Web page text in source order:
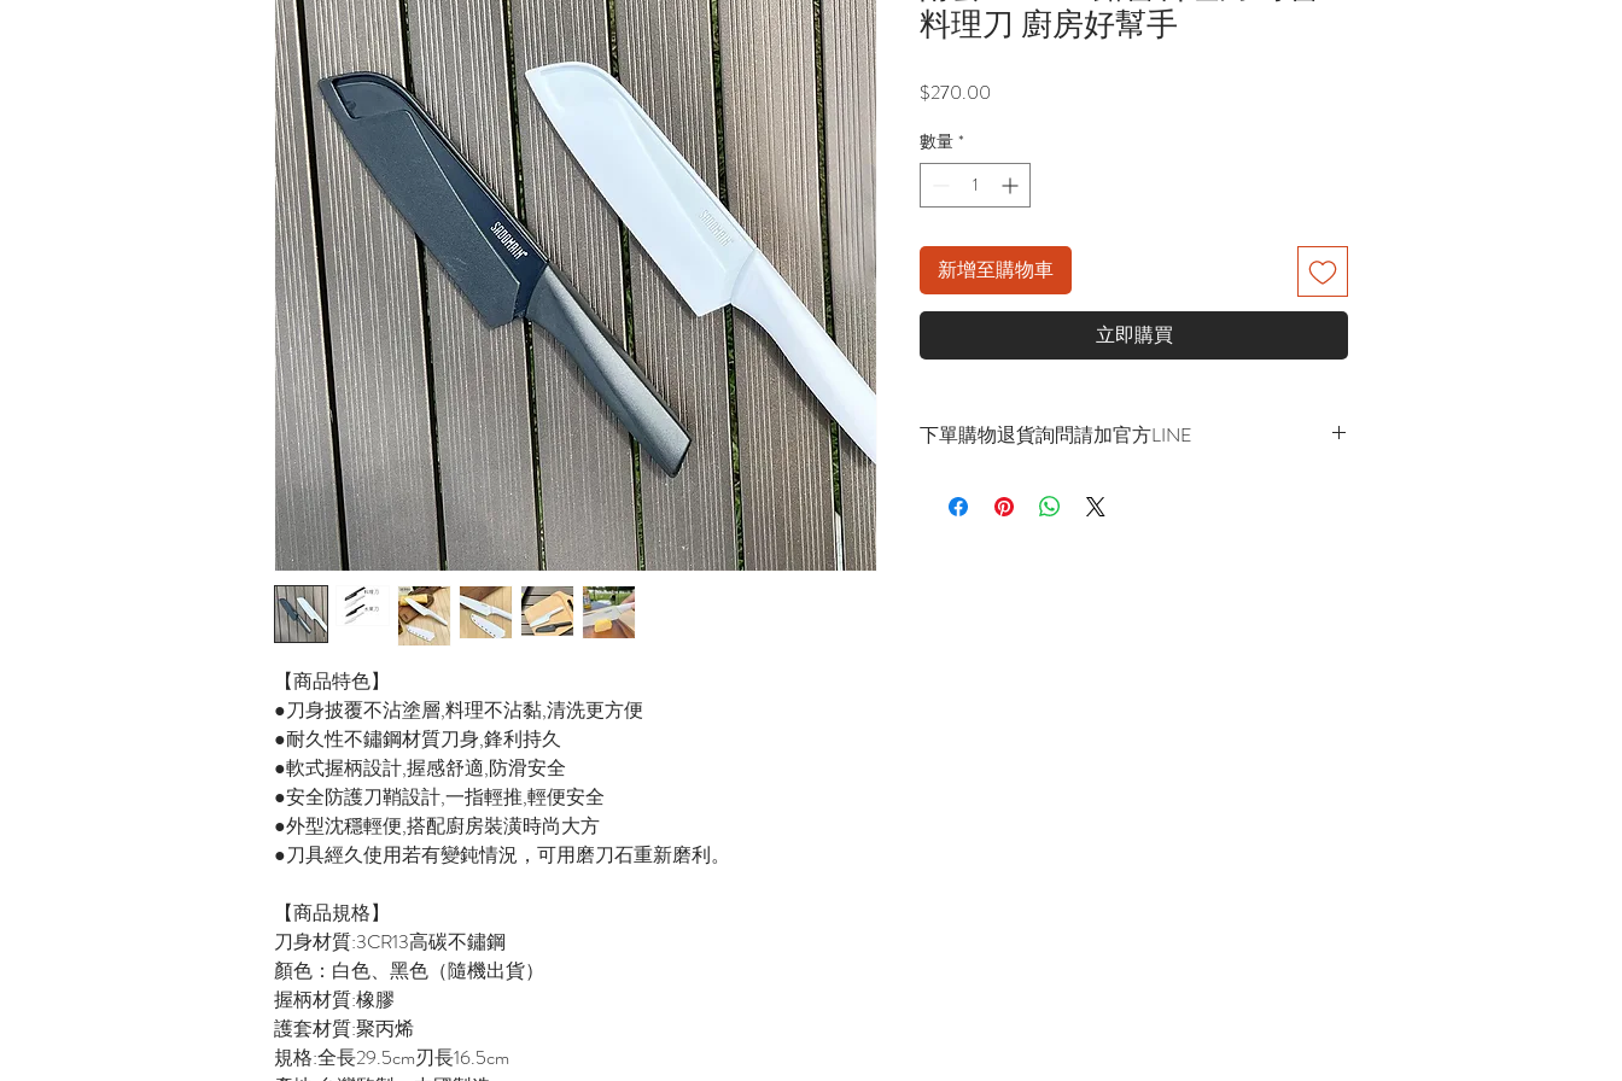
【商品特色】
●刀身披覆不沾塗層,料理不沾黏,清洗更方便
●耐久性不鏽鋼材質刀身,鋒利持久
●軟式握柄設計,握感舒適,防滑安全
●安全防護刀鞘設計,一指輕推,輕便安全
●外型沈穩輕便,搭配廚房裝潢時尚大方
●刀具經久使用若有變鈍情況，可用磨刀石重新磨利。
【商品規格】
刀身材質:3CR13高碳不鏽鋼
顏色：白色、黑色（隨機出貨）
握柄材質:橡膠
護套材質:聚丙烯
規格:全長29.5cm刃長16.5cm
料理刀 廚房好幫手
$270.00
數量 *
新增至購物車
立即購買
下單購物退貨詢問請加官方LINE
或至首頁下方各拍賣連結處自行下單選購